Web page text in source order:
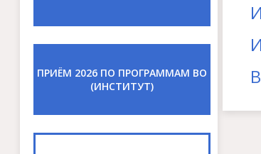
ПРИЁМ 2026 ПО ПРОГРАММАМ ВО
(ИНСТИТУТ)